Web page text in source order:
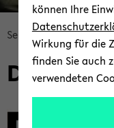
Bread­
crumb
über­
sprin­
und
Se­man­ti­sche
Di­Pro­Mag
können Ihre
Wirkung für die
finden Sie auch
verwendeten